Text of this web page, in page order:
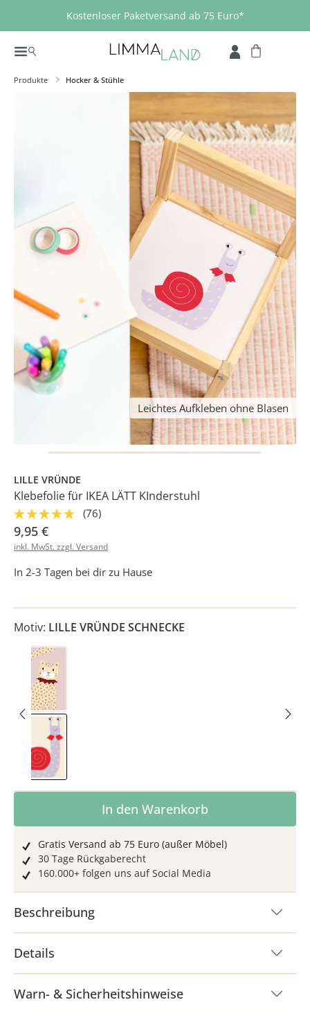
Zum Hauptinhalt springen
Kostenloser Paketversand ab 75 Euro*
Produkte Hocker & Stühle
Leichtes Aufkleben ohne Blasen
LILLE VRÜNDE
Klebefolie für IKEA LÄTT KInderstuhl
(76)
9,95 €
inkl. MwSt. zzgl. Versand
In 2-3 Tagen bei dir zu Hause
Motiv: LILLE VRÜNDE SCHNECKE
LILLE VRÜNDE KATZE
LILLE VRÜNDE SCHNECKE
Produkt Anzahl: Gib den gewünschten
In den Warenkorb
Gratis Versand ab 75 Euro (außer Möbel)
30 Tage Rückgaberecht
160.000+ folgen uns auf Social Media
Beschreibung
Details
Warn- & Sicherheitshinweise